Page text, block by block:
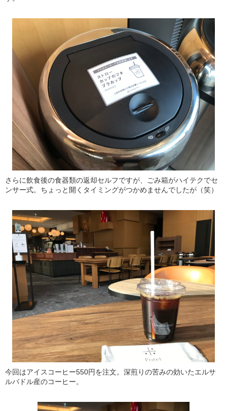
さらに飲食後の食器類の返却セルフですが、ごみ箱がハイテクでセ
ンサー式。ちょっと開くタイミングがつかめませんでしたが（笑）
今回はアイスコーヒー550円を注文。深煎りの苦みの効いたエルサ
ルバドル産のコーヒー。